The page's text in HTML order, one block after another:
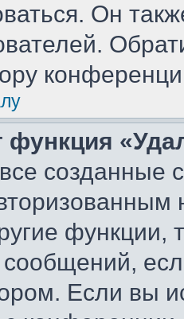
Он
функция
созданные
функции,
Если вы